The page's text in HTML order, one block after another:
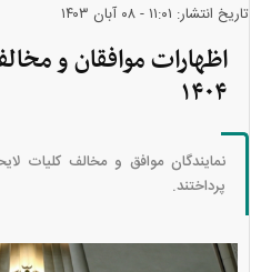
تاریخ انتشار: ۱۱:۰۱ - ۰۸ آبان ۱۴۰۳
اظهارات موافقان و
۱۴۰۴
پرداختند.